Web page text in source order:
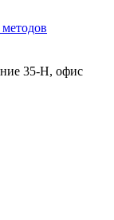
35-Н, офис